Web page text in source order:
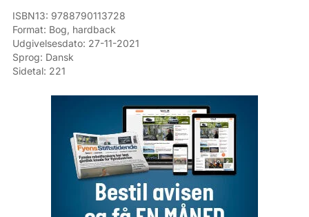
ISBN13: 9788790113728
Format: Bog, hardback
Udgivelsesdato: 27-11-2021
Sprog: Dansk
Sidetal: 221